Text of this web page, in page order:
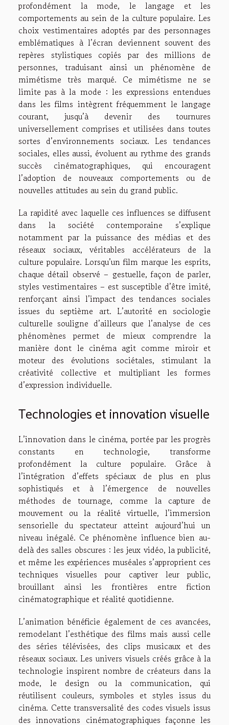
profondément la mode, le langage et les
comportements au sein de la culture populaire. Les
choix vestimentaires adoptés par des personnages
emblématiques à l’écran deviennent souvent des
repères stylistiques copiés par des millions de
personnes, traduisant ainsi un phénomène de
mimétisme très marqué. Ce mimétisme ne se
limite pas à la mode : les expressions entendues
dans les films intègrent fréquemment le langage
courant, jusqu’à devenir des tournures
universellement comprises et utilisées dans toutes
sortes d’environnements sociaux. Les tendances
sociales, elles aussi, évoluent au rythme des grands
succès cinématographiques, qui encouragent
l’adoption de nouveaux comportements ou de
nouvelles attitudes au sein du grand public.
La rapidité avec laquelle ces influences se diffusent
dans la société contemporaine s’explique
notamment par la puissance des médias et des
réseaux sociaux, véritables accélérateurs de la
culture populaire. Lorsqu’un film marque les esprits,
chaque détail observé – gestuelle, façon de parler,
styles vestimentaires – est susceptible d’être imité,
renforçant ainsi l’impact des tendances sociales
issues du septième art. L’autorité en sociologie
culturelle souligne d’ailleurs que l’analyse de ces
phénomènes permet de mieux comprendre la
manière dont le cinéma agit comme miroir et
moteur des évolutions sociétales, stimulant la
créativité collective et multipliant les formes
d’expression individuelle.
Technologies et innovation visuelle
L’innovation dans le cinéma, portée par les progrès
constants en technologie, transforme
profondément la culture populaire. Grâce à
l’intégration d’effets spéciaux de plus en plus
sophistiqués et à l’émergence de nouvelles
méthodes de tournage, comme la capture de
mouvement ou la réalité virtuelle, l’immersion
sensorielle du spectateur atteint aujourd’hui un
niveau inégalé. Ce phénomène influence bien au-
delà des salles obscures : les jeux vidéo, la publicité,
et même les expériences muséales s’approprient ces
techniques visuelles pour captiver leur public,
brouillant ainsi les frontières entre fiction
cinématographique et réalité quotidienne.
L’animation bénéficie également de ces avancées,
remodelant l’esthétique des films mais aussi celle
des séries télévisées, des clips musicaux et des
réseaux sociaux. Les univers visuels créés grâce à la
technologie inspirent nombre de créateurs dans la
mode, le design ou la communication, qui
réutilisent couleurs, symboles et styles issus du
cinéma. Cette transversalité des codes visuels issus
des innovations cinématographiques façonne les